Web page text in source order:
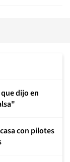
dijo en
con pilotes